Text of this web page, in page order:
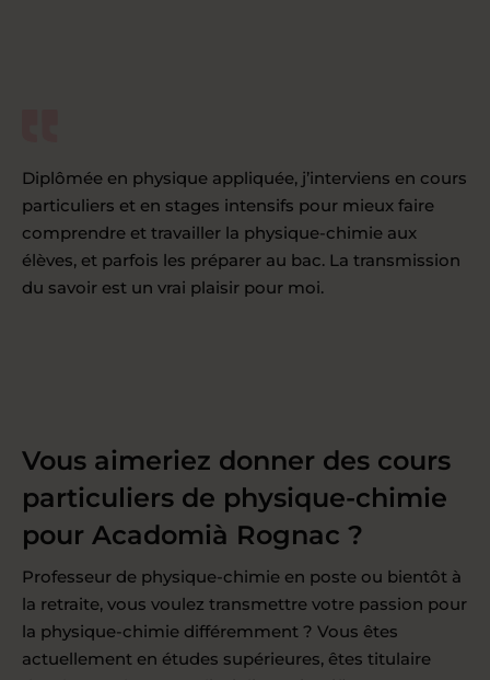
Diplômée en physique appliquée, j’interviens en cours
particuliers et en stages intensifs pour mieux faire
comprendre et travailler la physique-chimie aux
élèves, et parfois les préparer au bac. La transmission
du savoir est un vrai plaisir pour moi.
Vous aimeriez donner des cours
particuliers de physique-chimie
pour Acadomià Rognac ?
Professeur de physique-chimie en poste ou bientôt à
la retraite, vous voulez transmettre votre passion pour
la physique-chimie différemment ? Vous êtes
actuellement en études supérieures, êtes titulaire